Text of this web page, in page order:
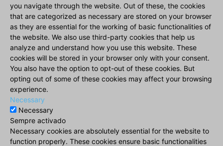
you navigate through the website. Out of these, the cookies
that are categorized as necessary are stored on your browser
as they are essential for the working of basic functionalities of
the website. We also use third-party cookies that help us
analyze and understand how you use this website. These
cookies will be stored in your browser only with your consent.
You also have the option to opt-out of these cookies. But
opting out of some of these cookies may affect your browsing
experience.
Necessary
Necessary
Sempre activado
Necessary cookies are absolutely essential for the website to
function properly. These cookies ensure basic functionalities